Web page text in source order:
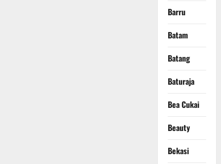
Barru
Batam
Batang
Baturaja
Bea Cukai
Beauty
Bekasi